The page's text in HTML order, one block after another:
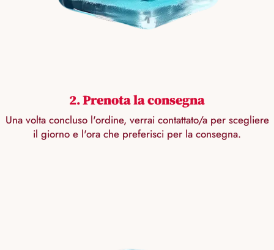
2. Prenota la consegna
Una volta concluso l'ordine, verrai contattato/a per scegliere
il giorno e l'ora che preferisci per la consegna.